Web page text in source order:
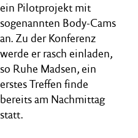
ein Pilotprojekt mit
sogenannten Body-Cams
an. Zu der Konferenz
werde er rasch einladen,
so Ruhe Madsen, ein
erstes Treffen finde
bereits am Nachmittag
statt.